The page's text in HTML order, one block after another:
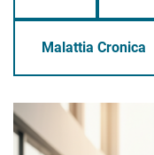
Malattia Cronica